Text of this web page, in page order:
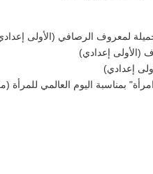
لمعروف الرصافي (الأولى
(الأولى إعدادي)
إعدادي)
بمناسبة اليوم العالمي للمرأة